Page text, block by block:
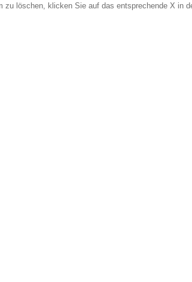
zu löschen, klicken Sie auf das entsprechende X in